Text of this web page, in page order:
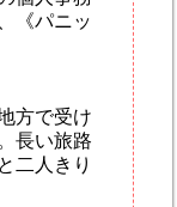
《パニッ
方で受け
長い旅路
二人きり